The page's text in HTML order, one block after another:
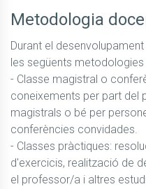
Metodologia
Durant el
les següents
- Classe magistral o
coneixements per part del
magistrals o bé per
conferències convidades.
- Classes pràctiques:
d'exercicis, realització de
el professor/a i altres